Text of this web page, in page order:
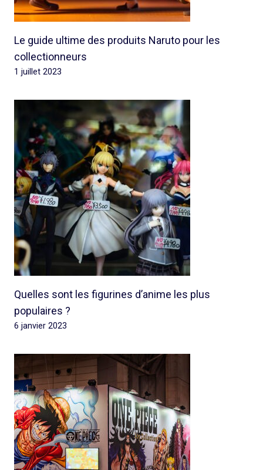
Le guide ultime des produits Naruto pour les
collectionneurs
1 juillet 2023
Quelles sont les figurines d’anime les plus
populaires ?
6 janvier 2023